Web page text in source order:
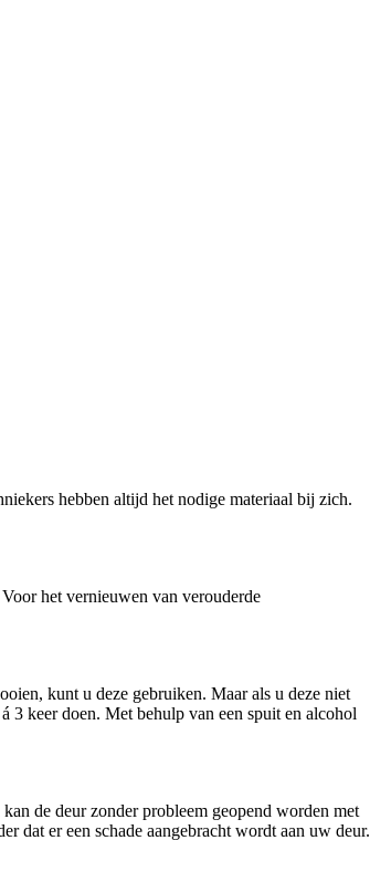
hebben altijd het nodige materiaal bij zich.
het vernieuwen van verouderde
kunt u deze gebruiken. Maar als u deze niet
3 keer doen. Met behulp van een spuit en alcohol
de deur zonder probleem geopend worden met
dat er een schade aangebracht wordt aan uw deur.